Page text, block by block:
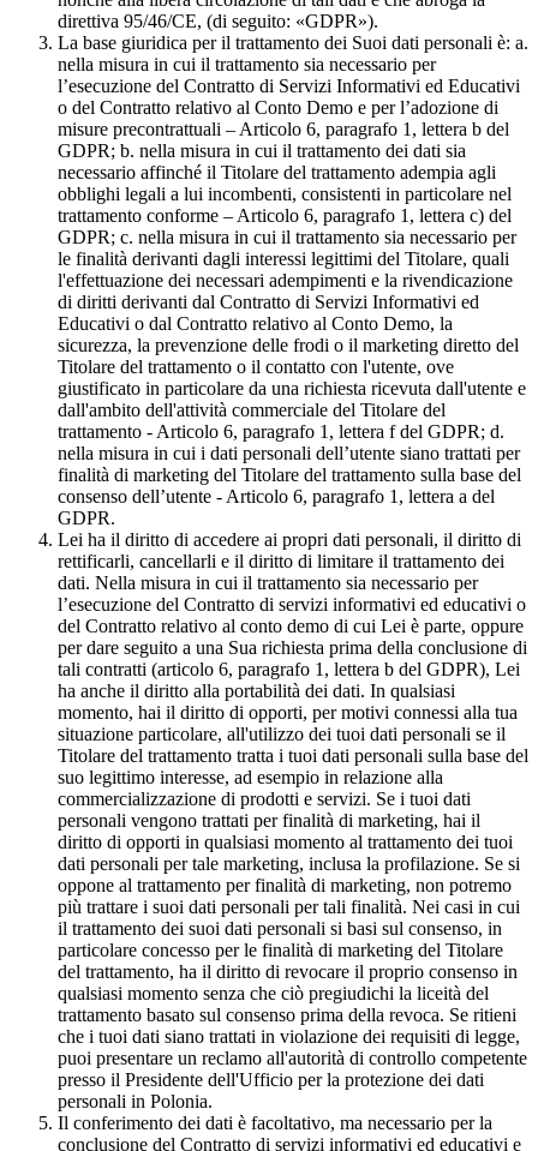
direttiva 95/46/CE, (di seguito: «GDPR»).
La base giuridica per il trattamento dei Suoi dati personali è: a.
nella misura in cui il trattamento sia necessario per
l’esecuzione del Contratto di Servizi Informativi ed Educativi
o del Contratto relativo al Conto Demo e per l’adozione di
misure precontrattuali – Articolo 6, paragrafo 1, lettera b del
GDPR; b. nella misura in cui il trattamento dei dati sia
necessario affinché il Titolare del trattamento adempia agli
obblighi legali a lui incombenti, consistenti in particolare nel
trattamento conforme – Articolo 6, paragrafo 1, lettera c) del
GDPR; c. nella misura in cui il trattamento sia necessario per
le finalità derivanti dagli interessi legittimi del Titolare, quali
l'effettuazione dei necessari adempimenti e la rivendicazione
di diritti derivanti dal Contratto di Servizi Informativi ed
Educativi o dal Contratto relativo al Conto Demo, la
sicurezza, la prevenzione delle frodi o il marketing diretto del
Titolare del trattamento o il contatto con l'utente, ove
giustificato in particolare da una richiesta ricevuta dall'utente e
dall'ambito dell'attività commerciale del Titolare del
trattamento - Articolo 6, paragrafo 1, lettera f del GDPR; d.
nella misura in cui i dati personali dell’utente siano trattati per
finalità di marketing del Titolare del trattamento sulla base del
consenso dell’utente - Articolo 6, paragrafo 1, lettera a del
GDPR.
Lei ha il diritto di accedere ai propri dati personali, il diritto di
rettificarli, cancellarli e il diritto di limitare il trattamento dei
dati. Nella misura in cui il trattamento sia necessario per
l’esecuzione del Contratto di servizi informativi ed educativi o
del Contratto relativo al conto demo di cui Lei è parte, oppure
per dare seguito a una Sua richiesta prima della conclusione di
tali contratti (articolo 6, paragrafo 1, lettera b del GDPR), Lei
ha anche il diritto alla portabilità dei dati. In qualsiasi
momento, hai il diritto di opporti, per motivi connessi alla tua
situazione particolare, all'utilizzo dei tuoi dati personali se il
Titolare del trattamento tratta i tuoi dati personali sulla base del
suo legittimo interesse, ad esempio in relazione alla
commercializzazione di prodotti e servizi. Se i tuoi dati
personali vengono trattati per finalità di marketing, hai il
diritto di opporti in qualsiasi momento al trattamento dei tuoi
dati personali per tale marketing, inclusa la profilazione. Se si
oppone al trattamento per finalità di marketing, non potremo
più trattare i suoi dati personali per tali finalità. Nei casi in cui
il trattamento dei suoi dati personali si basi sul consenso, in
particolare concesso per le finalità di marketing del Titolare
del trattamento, ha il diritto di revocare il proprio consenso in
qualsiasi momento senza che ciò pregiudichi la liceità del
trattamento basato sul consenso prima della revoca. Se ritieni
che i tuoi dati siano trattati in violazione dei requisiti di legge,
puoi presentare un reclamo all'autorità di controllo competente
presso il Presidente dell'Ufficio per la protezione dei dati
personali in Polonia.
Il conferimento dei dati è facoltativo, ma necessario per la
conclusione del Contratto di servizi informativi ed educativi e